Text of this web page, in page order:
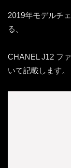
2019年モデルチ
る、
CHANEL J12 フ
いて記載します。